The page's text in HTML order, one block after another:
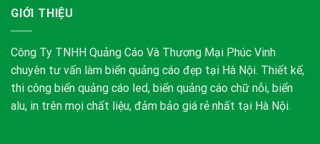
GIỚI THIỆU
Công Ty TNHH Quảng Cáo Và Thương Mại Phúc Vinh
chuyên tư vấn làm biển quảng cáo đẹp tại Hà Nội. Thiết kế,
thi công biển quảng cáo led, biển quảng cáo chữ nỗi, biển
alu, in trên mọi chất liệu, đảm bảo giá rẻ nhất tại Hà Nội.